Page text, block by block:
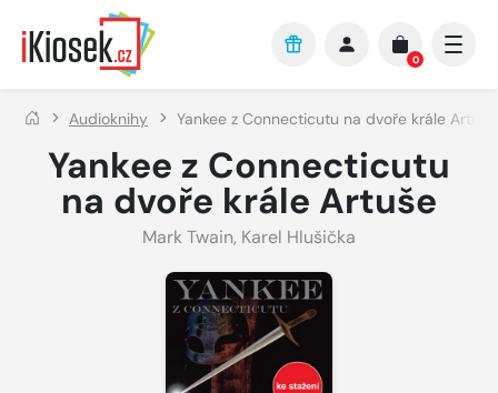
Přejít na hlavní obsah
0
Audioknihy Yankee z Connecticutu na dvoře krále Artuše
Yankee z Connecticutu
na dvoře krále Artuše
Mark Twain, Karel Hlušička